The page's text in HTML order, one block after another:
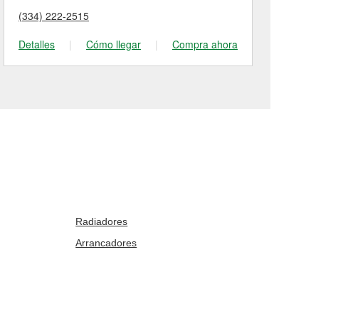
(334) 222-2515
Detalles
| Cómo llegar | Compra ahora
Radiadores
Arrancadores